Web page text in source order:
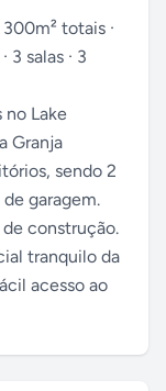
totais ·
3 salas · 3
no Lake
Granja
sendo 2
garagem.
construção.
tranquilo da
acesso ao